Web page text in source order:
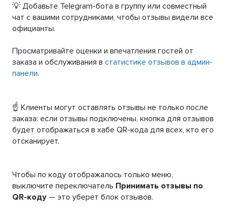
💡 Добавьте Telegram-бота в группу или совместный
чат с вашими сотрудниками, чтобы отзывы видели все
официанты.
Просматривайте оценки и впечатления гостей от
заказа и обслуживания в статистике отзывов в админ-
панели.
☝️ Клиенты могут оставлять отзывы не только после
заказа: если отзывы подключены, кнопка для отзывов
будет отображаться в хабе QR-кода для всех, кто его
отсканирует.
Чтобы по коду отображалось только меню,
выключите переключатель Принимать отзывы по
QR-коду— это уберет блок отзывов.